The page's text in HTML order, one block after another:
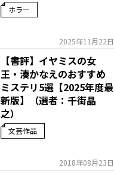
ホラー
2025年11月22日
【書評】イヤミスの女
王・湊かなえのおすすめ
ミステリ5選【2025年度最
新版】（選者：千街晶
之）
文芸作品
2018年08月23日